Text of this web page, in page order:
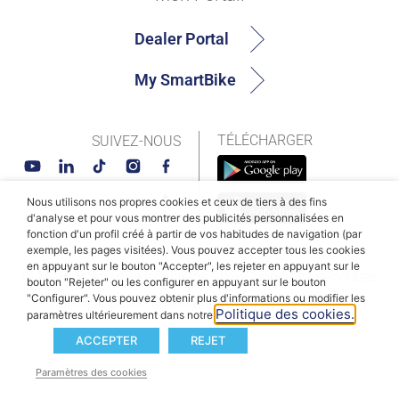
TÉLÉCHARGER
Dealer Portal
My SmartBike
SUIVEZ-NOUS
© MAHLE SmartBike Systems 2026Conditions générales
Politique de confidentialitéPolitique des cookies
Nous utilisons nos propres cookies et ceux de tiers à des fins
d'analyse et pour vous montrer des publicités personnalisées en
fonction d'un profil créé à partir de vos habitudes de navigation (par
exemple, les pages visitées). Vous pouvez accepter tous les cookies
en appuyant sur le bouton "Accepter", les rejeter en appuyant sur le
bouton "Rejeter" ou les configurer en appuyant sur le bouton
"Configurer". Vous pouvez obtenir plus d'informations ou modifier les
paramètres ultérieurement dans notre Politique des cookies.
ACCEPTER REJET
Paramètres des cookies